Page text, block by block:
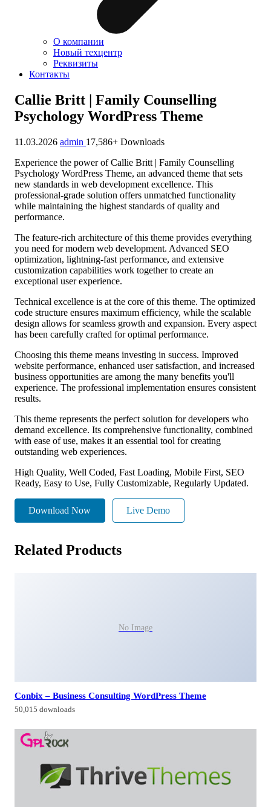
О компании
Новый техцентр
Реквизиты
Контакты
Callie Britt | Family Counselling
Psychology WordPress Theme
11.03.2026 admin 17,586+ Downloads
Experience the power of Callie Britt | Family Counselling
Psychology WordPress Theme, an advanced theme that sets
new standards in web development excellence. This
professional-grade solution offers unmatched functionality
while maintaining the highest standards of quality and
performance.
The feature-rich architecture of this theme provides everything
you need for modern web development. Advanced SEO
optimization, lightning-fast performance, and extensive
customization capabilities work together to create an
exceptional user experience.
Technical excellence is at the core of this theme. The optimized
code structure ensures maximum efficiency, while the scalable
design allows for seamless growth and expansion. Every aspect
has been carefully crafted for optimal performance.
Choosing this theme means investing in success. Improved
website performance, enhanced user satisfaction, and increased
business opportunities are among the many benefits you'll
experience. The professional implementation ensures consistent
results.
This theme represents the perfect solution for developers who
demand excellence. Its comprehensive functionality, combined
with ease of use, makes it an essential tool for creating
outstanding web experiences.
High Quality, Well Coded, Fast Loading, Mobile First, SEO
Ready, Easy to Use, Fully Customizable, Regularly Updated.
Download Now Live Demo
Related Products
No Image
Conbix – Business Consulting WordPress Theme
50,015 downloads